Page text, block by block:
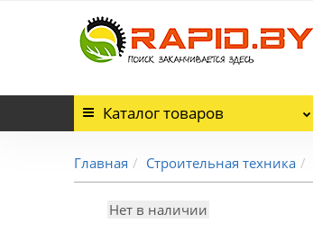
Каталогтоваров
Главная Строительная техника
Нет в наличии